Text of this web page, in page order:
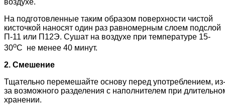
На подготовленные таким образом поверхности чистой
кисточкой наносят один раз равномерным слоем подслой
П-11 или П12Э. Сушат на воздухе при температуре 15-
30оС не менее 40 минут.
2. Смешение
Тщательно перемешайте основу перед употреблением, из-
за возможного разделения с наполнителем при
хранении.